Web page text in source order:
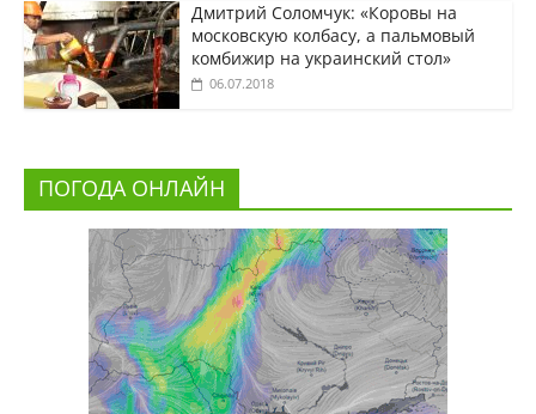
Дмитрий Соломчук: «Коровы на
московскую колбасу, а пальмовый
комбижир на украинский стол»
06.07.2018
ПОГОДА ОНЛАЙН